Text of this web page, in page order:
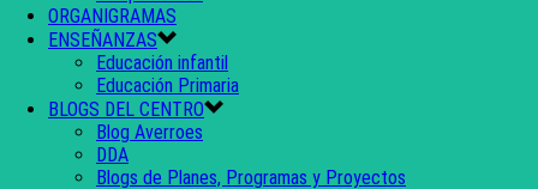
ORGANIGRAMAS
ENSEÑANZAS
Educación infantil
Educación Primaria
BLOGS DEL CENTRO
Blog Averroes
DDA
Blogs de Planes, Programas y Proyectos